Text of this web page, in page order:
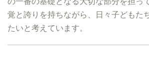
覚と誇りを持ちながら、日々子どもた
たいと考えています。